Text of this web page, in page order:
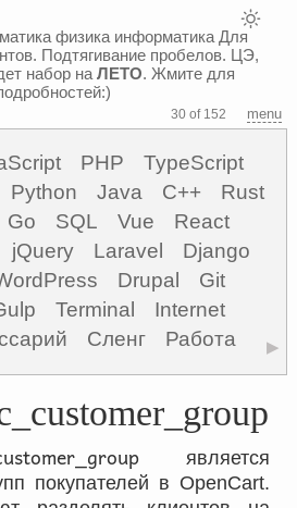
физика информатикаДля
Подтягивание пробелов. ЦЭ,
набор на ЛЕТО. Жмите для
30 of 152 menu
PHP
TypeScript
Python Java C++
Rust
Go SQL Vue
React
jQuery Laravel
Django
Drupal
Git
Terminal
Internet
Сленг Работа ▶
является
покупателей в OpenCart.